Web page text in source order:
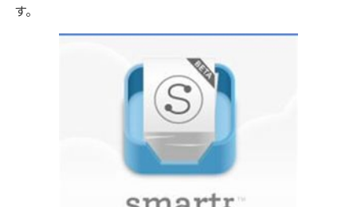
す。